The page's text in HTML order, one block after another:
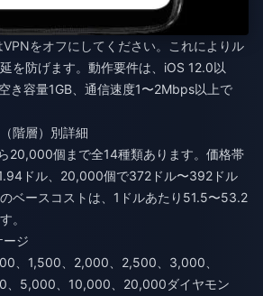
をオフにしてください。これによりル
を防げます。動作要件は、iOS 12.0以
き容量1GB、通信速度1〜2Mbps以上で
階層）別詳細
20,000個まで全14種類あります。価格帯
ドル、20,000個で372ドル〜392ドル
ベースコストは、1ドルあたり51.5〜53.2
。
ージ
、1,500、2,000、2,500、3,000、
5,000、10,000、20,000ダイヤモン